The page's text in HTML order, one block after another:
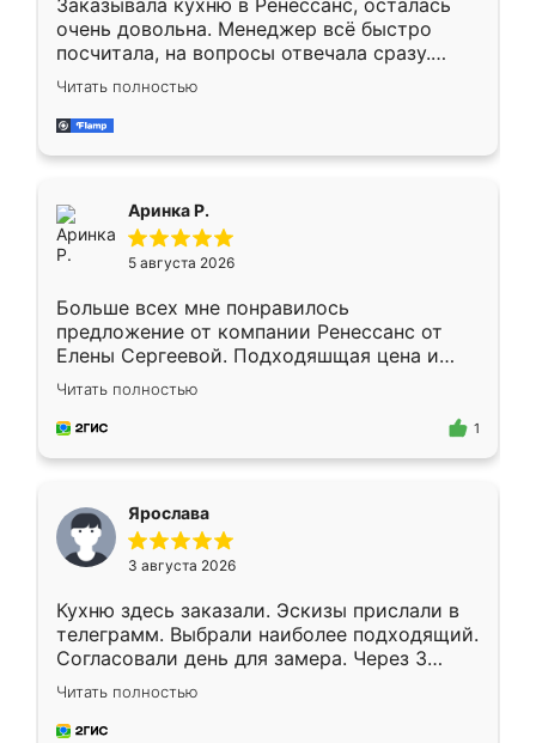
Заказывала кухню в Ренессанс, осталась
очень довольна. Менеджер всё быстро
посчитала, на вопросы отвечала сразу.
Замерщик приехал в субботу, подошёл к
делу со всей ответственностью. Собрали
за день, ребята работали аккуратно, даже
Читать полностью
Аринка Р.
5 августа 2026
Больше всех мне понравилось
предложение от компании Ренессанс от
Елены Сергеевой. Подходяшщая цена и
короткие сроки изготовления. Приехавший
для замера сотрудник Владислав
предложил по моему эскизу самый
Читать полностью
1
Ярослава
3 августа 2026
Кухню здесь заказали. Эскизы прислали в
телеграмм. Выбрали наиболее подходящий.
Согласовали день для замера. Через 3
недели кухня была уже готова. Остались
довольны работой. Спасибо Ренессанс
мебель за качественную работу!
Читать полностью